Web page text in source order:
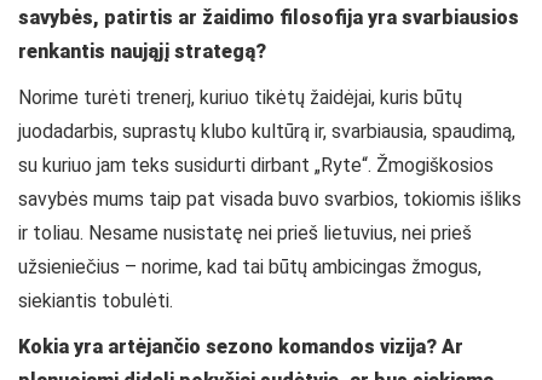
savybės, patirtis ar žaidimo filosofija yra svarbiausios
renkantis naująjį strategą?
Norime turėti trenerį, kuriuo tikėtų žaidėjai, kuris būtų
juodadarbis, suprastų klubo kultūrą ir, svarbiausia, spaudimą,
su kuriuo jam teks susidurti dirbant „Ryte“. Žmogiškosios
savybės mums taip pat visada buvo svarbios, tokiomis išliks
ir toliau. Nesame nusistatę nei prieš lietuvius, nei prieš
užsieniečius – norime, kad tai būtų ambicingas žmogus,
siekiantis tobulėti.
Kokia yra artėjančio sezono komandos vizija? Ar